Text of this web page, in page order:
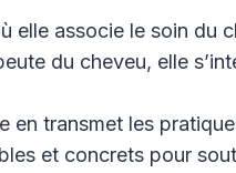
elle associe le soin
du cheveu, elle
en transmet les
et concrets pour